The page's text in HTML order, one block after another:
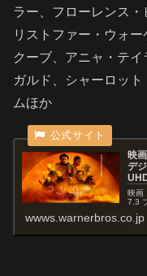
ラー、フローレンス
リストファー・ウォー
クーブ、 アニャ・テイ
ガルド、シャーロッ
ムほか
映
デ
映画
7.3
wwws.warnerbros.co.jp